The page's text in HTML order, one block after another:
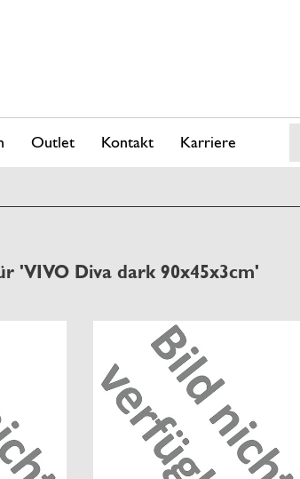
Outlet Kontakt Karriere
'VIVO Diva dark 90x45x3cm'